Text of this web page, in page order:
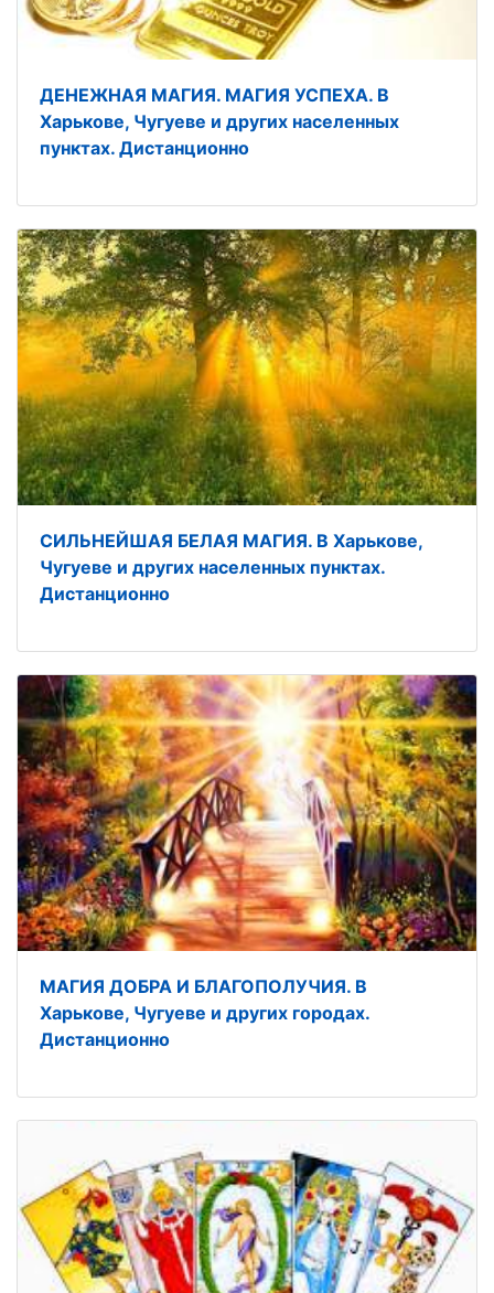
ДЕНЕЖНАЯ МАГИЯ. МАГИЯ УСПЕХА. В
Харькове, Чугуеве и других населенных
пунктах. Дистанционно
СИЛЬНЕЙШАЯ БЕЛАЯ МАГИЯ. В Харькове,
Чугуеве и других населенных пунктах.
Дистанционно
МАГИЯ ДОБРА И БЛАГОПОЛУЧИЯ. В
Харькове, Чугуеве и других городах.
Дистанционно